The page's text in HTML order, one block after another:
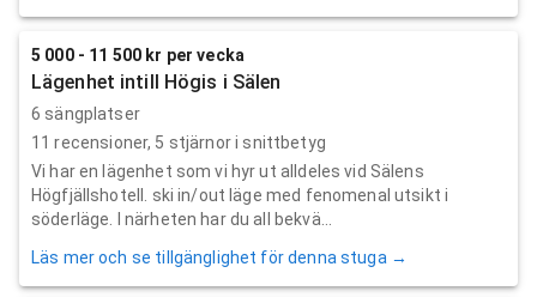
5 000 - 11 500 kr per vecka
Lägenhet intill Högis i Sälen
6 sängplatser
11 recensioner, 5 stjärnor i snittbetyg
Vi har en lägenhet som vi hyr ut alldeles vid Sälens
Högfjällshotell. ski in/out läge med fenomenal utsikt i
söderläge. I närheten har du all bekvä...
Läs mer och se tillgänglighet för denna stuga →